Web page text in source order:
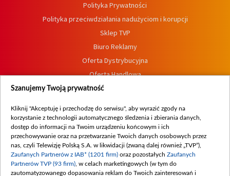
Polityka Prywatności
Polityka przeciwdziałania nadużyciom i korupcji
Sklep TVP
Biuro Reklamy
Oferta Dystrybucyjna
Oferta Handlowa
Dostępność
Procedura zgłoszeń wewnętrznych
Szanujemy Twoją prywatność
Kliknij "Akceptuję i przechodzę do serwisu", aby wyrazić zgody na
korzystanie z technologii automatycznego śledzenia i zbierania danych,
dostęp do informacji na Twoim urządzeniu końcowym i ich
przechowywanie oraz na przetwarzanie Twoich danych osobowych przez
nas, czyli Telewizję Polską S.A. w likwidacji (zwaną dalej również „TVP”),
Zaufanych Partnerów z IAB* (1201 firm) oraz pozostałych Zaufanych
Partnerów TVP (93 firm) , w celach marketingowych (w tym do
zautomatyzowanego dopasowania reklam do Twoich zainteresowań i